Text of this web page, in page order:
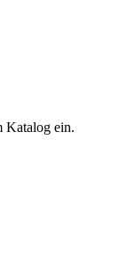
Katalog ein.